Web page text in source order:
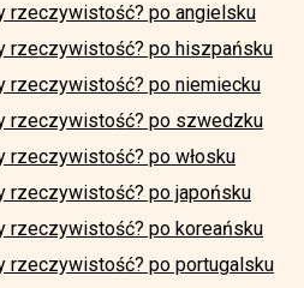
rzeczywistość? po angielsku
rzeczywistość? po hiszpańsku
rzeczywistość? po niemiecku
rzeczywistość? po szwedzku
rzeczywistość? po włosku
rzeczywistość? po japońsku
rzeczywistość? po koreańsku
rzeczywistość? po portugalsku